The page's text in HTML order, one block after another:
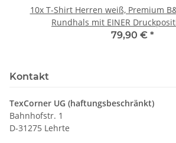
10x T-Shirt Herren weiß, Premium
Rundhals mit EINER
79,90 € *
Kontakt
TexCorner UG (haftungsbeschränkt)
Bahnhofstr. 1
D-31275 Lehrte